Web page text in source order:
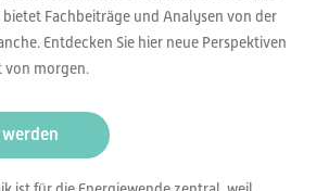
bietet Fachbeiträge und Analysen von der
Entdecken Sie hier neue Perspektiven
von morgen.